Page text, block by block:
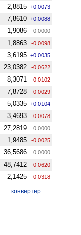
2,8815 +0.0073
7,8610 +0.0088
1,9086 0.0000
1,8863 -0.0098
3,6195 +0.0035
23,0382 -0.0622
8,3071 -0.0102
7,8728 -0.0029
5,0335 +0.0104
3,4693 -0.0078
27,2819 0.0000
1,9485 -0.0025
36,5686 0.0000
48,7412 -0.0620
2,1425 -0.0318
конвертер